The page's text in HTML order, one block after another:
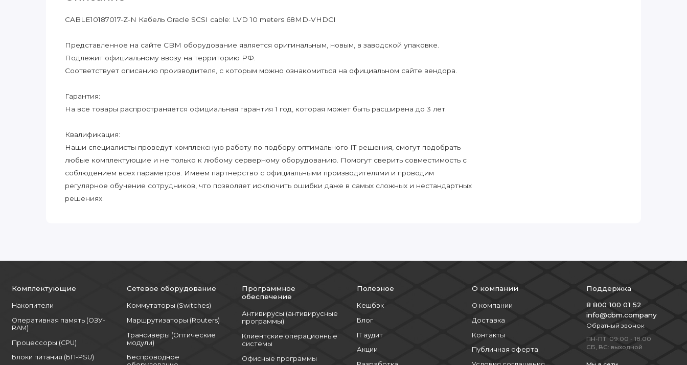
CABLE10187017-Z-N Кабель Oracle SCSI cable: LVD 10 meters 68MD-VHDCI
Представленное на сайте CBM оборудование является оригинальным, новым, в заводской упаковке.
Подлежит официальному ввозу на территорию РФ.
Соответствует описанию производителя, с которым можно ознакомиться на официальном сайте вендора.
Гарантия:
На все товары распространяется официальная гарантия 1 год, которая может быть расширена до 3 лет.
Квалификация:
Наши специалисты проведут комплексную работу по подбору оптимального IT решения, смогут подобрать
любые комплектующие и не только к любому серверному оборудованию. Помогут сверить совместимость с
соблюдением всех параметров. Имеем партнерство с официальными производителями и проводим
регулярное обучение сотрудников, что позволяет исключить ошибки даже в самых сложных и нестандартных
решениях.
Комплектующие
Накопители
Оперативная память (ОЗУ-
RAM)
Процессоры (CPU)
Блоки питания (БП-PSU)
Сетевое оборудование
Коммутаторы (Switches)
Маршрутизаторы (Routers)
Трансиверы (Оптические
модули)
Беспроводное
Программное
обеспечение
Антивирусы (антивирусные
программы)
Клиентские операционные
системы
Офисные программы
Полезное
Кешбэк
Блог
IT аудит
Акции
О компании
О компании
Доставка
Контакты
Публичная оферта
Поддержка
8 800 100 01 52
info@cbm.company
Обратный звонок
ПН-ПТ: 09:00 - 18:00
СБ, ВС: выходной